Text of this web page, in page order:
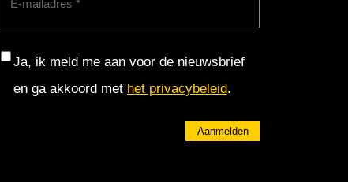
Consent
Ja, ik meld me aan voor de nieuwsbrief
en ga akkoord met het privacybeleid.
Aanmelden